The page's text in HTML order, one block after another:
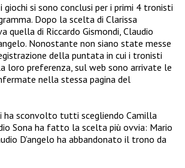
giochi si sono conclusi per i primi 4 tronisti
Dopo la scelta di Clarissa
quella di Riccardo Gismondi, Claudio
Nonostante non siano state messe
della puntata in cui i tronisti
loro preferenza, sul web sono arrivate le
nella stessa pagina del
ha sconvolto tutti scegliendo Camilla
Sona ha fatto la scelta più ovvia: Mario
D’angelo ha abbandonato il trono da